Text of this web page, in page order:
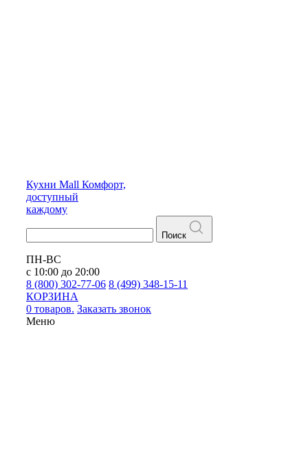
Кухни Mall Комфорт,
доступный
каждому
Поиск
ПН-ВС
с 10:00 до 20:00
8 (800) 302-77-06 8 (499) 348-15-11
КОРЗИНА
0 товаров. Заказать звонок
Меню